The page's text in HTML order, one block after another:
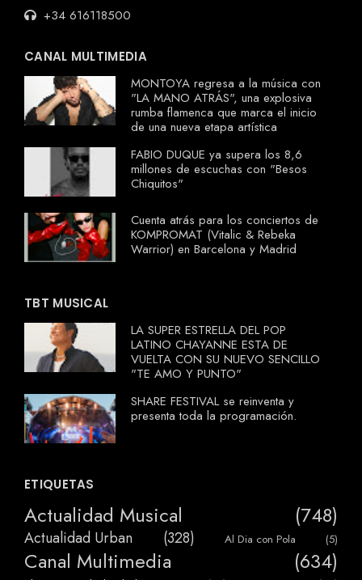
+34 616118500
CANAL MULTIMEDIA
MONTOYA regresa a la música con
"LA MANO ATRÁS", una explosiva
rumba flamenca que marca el inicio
de una nueva etapa artística
FABIO DUQUE ya supera los 8,6
millones de escuchas con "Besos
Chiquitos"
Cuenta atrás para los conciertos de
KOMPROMAT (Vitalic & Rebeka
Warrior) en Barcelona y Madrid
TBT MUSICAL
LA SUPER ESTRELLA DEL POP
LATINO CHAYANNE ESTA DE
VUELTA CON SU NUEVO SENCILLO
"TE AMO Y PUNTO"
SHARE FESTIVAL se reinventa y
presenta toda la programación.
ETIQUETAS
Actualidad Musical (748)
Actualidad Urban (328) Al Dia con Pola (5)
Canal Multimedia (634)